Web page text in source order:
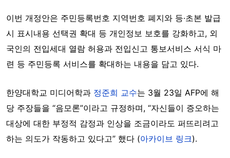
이번 개정안은 주민등록번호 지역번호 폐지와 등·초본 발급
시 표시내용 선택권 확대 등 개인정보 보호를 강화하고, 외
국인의 전입세대 열람 허용과 전입신고 통보서비스 서식 마
련 등 주민등록 서비스를 확대하는 내용을 담고 있다.
한양대학교 미디어학과 정준희 교수는 3월 23일 AFP에 해
당 주장들을 “음모론”이라고 규정하며, “자신들이 증오하는
대상에 대한 부정적 감정과 인상을 조금이라도 퍼뜨리려고
하는 의도가 작동하고 있다고” 했다 (아카이브 링크).